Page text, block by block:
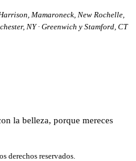
Mamaroneck, New Rochelle,
NY · Greenwich y Stamford, CT
la belleza, porque mereces
derechos reservados.